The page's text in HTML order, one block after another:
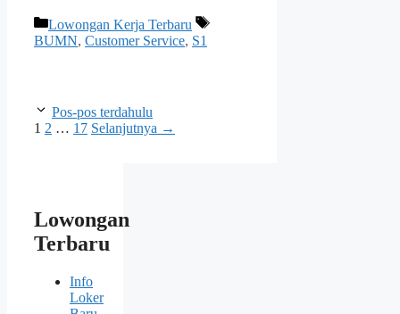
Kategori
Lowongan Kerja Terbaru
Tag
BUMN, Customer Service, S1
Pos-pos terdahulu
Halaman
1 Halaman
2 … Halaman
17 Selanjutnya →
Lowongan
Terbaru
Info
Loker